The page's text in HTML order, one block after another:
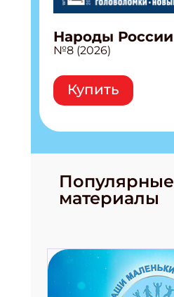
Народы России
№8 (2026)
Купить
Популярные
материалы